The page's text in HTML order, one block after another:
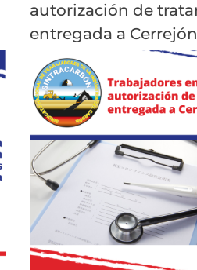
autorización de
entregada a Cerrejón